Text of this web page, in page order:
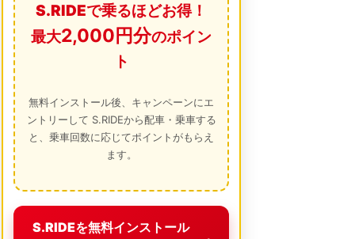
S.RIDEで乗るほどお得！
最大2,000円分のポイン
ト
無料インストール後、キャンペーンにエ
ントリーして S.RIDEから配車・乗車する
と、乗車回数に応じてポイントがもらえ
ます。
S.RIDEを無料インストール